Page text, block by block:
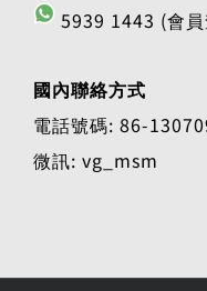
5939 1443 (會
國內聯絡方式
電話號碼: 86-
微訊: vg_msm